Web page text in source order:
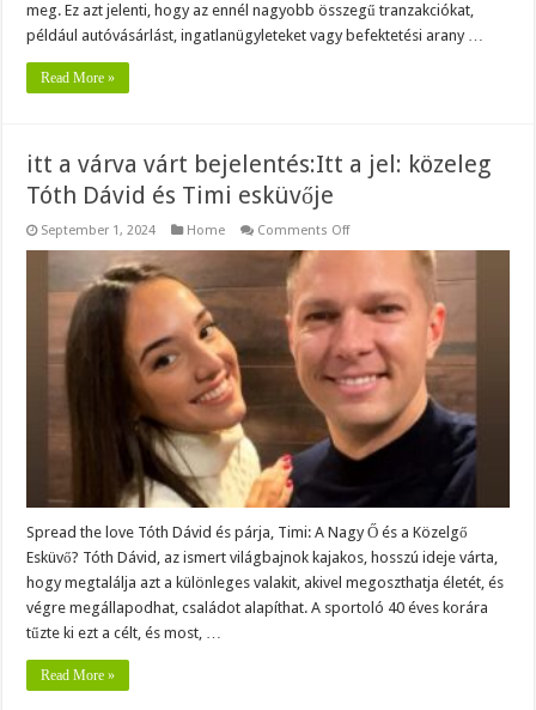
meg. Ez azt jelenti, hogy az ennél nagyobb összegű tranzakciókat,
például autóvásárlást, ingatlanügyleteket vagy befektetési arany …
Read More »
itt a várva várt bejelentés:Itt a jel: közeleg
Tóth Dávid és Timi esküvője
September 1, 2024 Home Comments Offon
várt
bejelentés:Itt
közeleg
Tóth
Dávid
és
Timi
esküvője
Spread the love Tóth Dávid és párja, Timi: A Nagy Ő és a Közelgő
Esküvő? Tóth Dávid, az ismert világbajnok kajakos, hosszú ideje várta,
hogy megtalálja azt a különleges valakit, akivel megoszthatja életét, és
végre megállapodhat, családot alapíthat. A sportoló 40 éves korára
tűzte ki ezt a célt, és most, …
Read More »